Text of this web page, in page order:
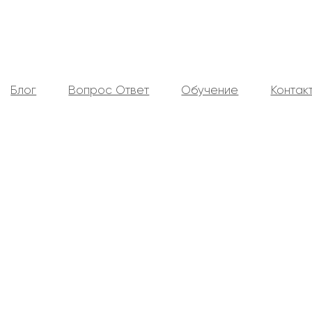
Блог Вопрос Ответ Обучение